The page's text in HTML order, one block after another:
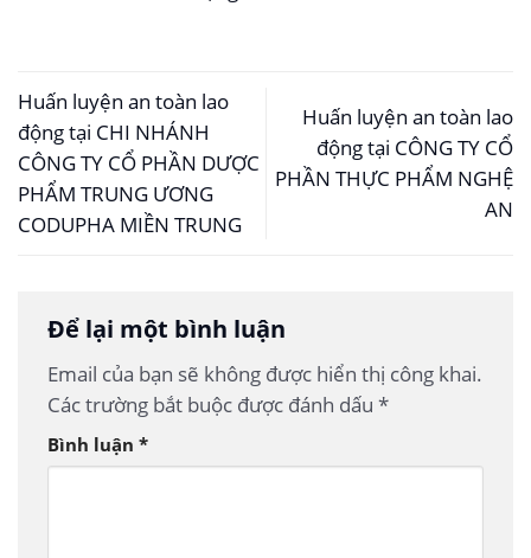
Huấn luyện an toàn lao
động tại CHI NHÁNH
CÔNG TY CỔ PHẦN DƯỢC
PHẨM TRUNG ƯƠNG
CODUPHA MIỀN TRUNG
Huấn luyện an toàn lao
động tại CÔNG TY CỔ
PHẦN THỰC PHẨM NGHỆ
AN
Để lại một bình luận
Email của bạn sẽ không được hiển thị công khai.
Các trường bắt buộc được đánh dấu *
Bình luận *